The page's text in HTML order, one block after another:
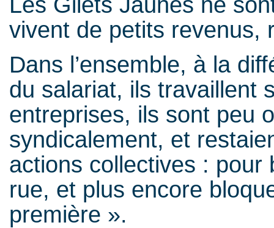
vivent de petits revenus,
Dans l’ensemble, à la
du salariat, ils travaillent
entreprises, ils sont peu
syndicalement, et
actions collectives : pour
rue, et plus encore
première ».